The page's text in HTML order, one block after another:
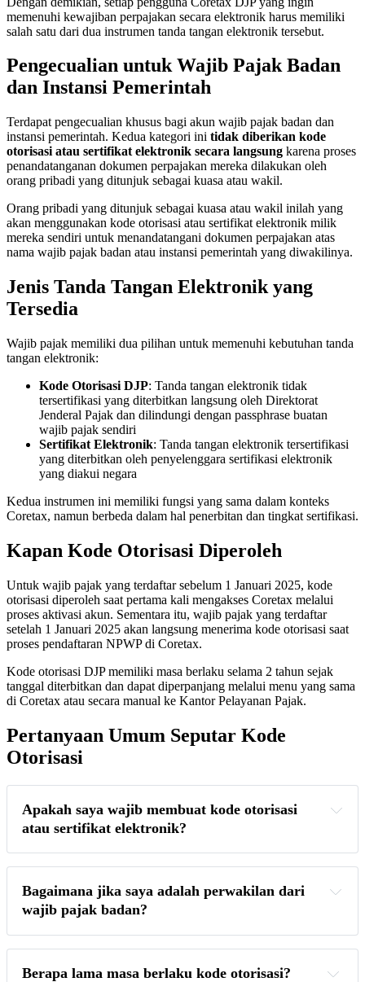
memenuhi kewajiban perpajakan secara elektronik harus memiliki
salah satu dari dua instrumen tanda tangan elektronik tersebut.
Pengecualian untuk Wajib Pajak Badan
dan Instansi Pemerintah
Terdapat pengecualian khusus bagi akun wajib pajak badan dan
instansi pemerintah. Kedua kategori ini tidak diberikan kode
otorisasi atau sertifikat elektronik secara langsung karena proses
penandatanganan dokumen perpajakan mereka dilakukan oleh
orang pribadi yang ditunjuk sebagai kuasa atau wakil.
Orang pribadi yang ditunjuk sebagai kuasa atau wakil inilah yang
akan menggunakan kode otorisasi atau sertifikat elektronik milik
mereka sendiri untuk menandatangani dokumen perpajakan atas
nama wajib pajak badan atau instansi pemerintah yang diwakilinya.
Jenis Tanda Tangan Elektronik yang
Tersedia
Wajib pajak memiliki dua pilihan untuk memenuhi kebutuhan tanda
tangan elektronik:
Kode Otorisasi DJP: Tanda tangan elektronik tidak
tersertifikasi yang diterbitkan langsung oleh Direktorat
Jenderal Pajak dan dilindungi dengan passphrase buatan
wajib pajak sendiri
Sertifikat Elektronik: Tanda tangan elektronik tersertifikasi
yang diterbitkan oleh penyelenggara sertifikasi elektronik
yang diakui negara
Kedua instrumen ini memiliki fungsi yang sama dalam konteks
Coretax, namun berbeda dalam hal penerbitan dan tingkat sertifikasi.
Kapan Kode Otorisasi Diperoleh
Untuk wajib pajak yang terdaftar sebelum 1 Januari 2025, kode
otorisasi diperoleh saat pertama kali mengakses Coretax melalui
proses aktivasi akun. Sementara itu, wajib pajak yang terdaftar
setelah 1 Januari 2025 akan langsung menerima kode otorisasi saat
proses pendaftaran NPWP di Coretax.
Kode otorisasi DJP memiliki masa berlaku selama 2 tahun sejak
tanggal diterbitkan dan dapat diperpanjang melalui menu yang sama
di Coretax atau secara manual ke Kantor Pelayanan Pajak.
Pertanyaan Umum Seputar Kode
Otorisasi
Apakah saya wajib membuat kode otorisasi
atau sertifikat elektronik?
Bagaimana jika saya adalah perwakilan dari
wajib pajak badan?
Berapa lama masa berlaku kode otorisasi?